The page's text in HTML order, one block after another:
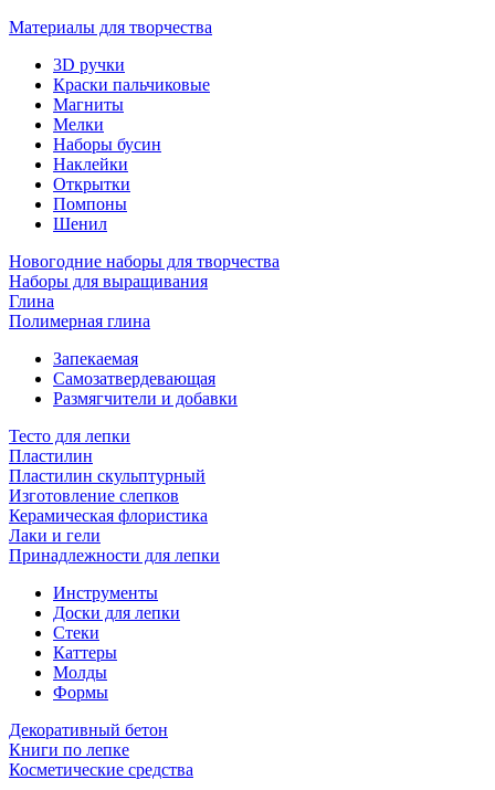
Материалы для творчества
3D ручки
Краски пальчиковые
Магниты
Мелки
Наборы бусин
Наклейки
Открытки
Помпоны
Шенил
Новогодние наборы для творчества
Наборы для выращивания
Глина
Полимерная глина
Запекаемая
Самозатвердевающая
Размягчители и добавки
Тесто для лепки
Пластилин
Пластилин скульптурный
Изготовление слепков
Керамическая флористика
Лаки и гели
Принадлежности для лепки
Инструменты
Доски для лепки
Стеки
Каттеры
Молды
Формы
Декоративный бетон
Книги по лепке
Косметические средства